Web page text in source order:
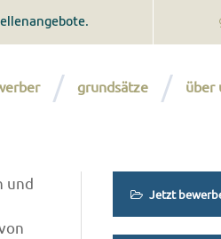
grundsätze über
und
Jetzt